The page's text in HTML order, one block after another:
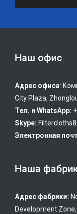
Наш офис
Адрес офиса:
City Plaza,
Тел. и WhatsApp:
Skype:
Электронная
Наша
Адрес фабрики:
Development